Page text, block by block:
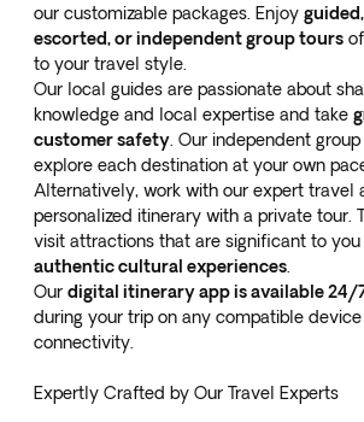
our customizable packages. Enjoy
escorted, or independent group tours
to your travel style.
Our local guides are passionate about
knowledge and local expertise and take
customer safety . Our independent
explore each destination at your own
Alternatively, work with our expert travel
personalized itinerary with a private tour.
visit attractions that are significant to you
authentic cultural experiences
Our digital itinerary app is available 24/
during your trip on any compatible
connectivity.
Expertly Crafted by Our Travel Experts